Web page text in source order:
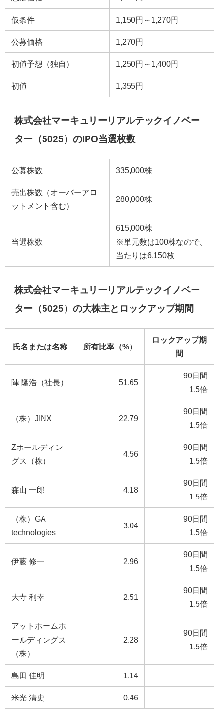
仮条件 1,150円～1,270円
公募価格 1,270円
初値予想（独自） 1,250円～1,400円
初値 1,355円
株式会社マーキュリーリアルテックイノベー
ター（5025）のIPO当選枚数
公募株数 335,000株
売出株数（オーバーアロ
ットメント含む）
280,000株
当選株数
615,000株
※単元数は100株なので、
当たりは6,150枚
株式会社マーキュリーリアルテックイノベー
ター（5025）の大株主とロックアップ期間
氏名または名称 所有比率（%）
ロックアップ期
間
陣 隆浩（社長） 51.65
90日間
1.5倍
（株）JINX 22.79
90日間
1.5倍
Zホールディン
グス（株）
4.56
90日間
1.5倍
森山 一郎 4.18
90日間
1.5倍
（株）GA
technologies
3.04
90日間
1.5倍
伊藤 修一 2.96
90日間
1.5倍
大寺 利幸 2.51
90日間
1.5倍
アットホームホ
ールディングス
（株）
2.28
90日間
1.5倍
島田 佳明 1.14
米光 清史 0.46